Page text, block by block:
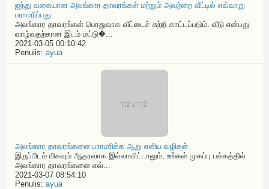
ஐந்து வகையான அலங்கார தாவரங்கள் மற்றும் அவற்றை வீட்டில் எவ்வாறு
பராமரிப்பது
அலங்கார தாவரங்கள் பொதுவாக வீட்டைச் சுற்றி காட்டப்படும். வீடு என்பது
வாழ்வதற்கான இடம் மட்டு�...
2021-03-05 00:10:42
Penulis: ayua
அலங்கார தாவரங்களை பராமரிக்க ஆறு எளிய வழிகள்
இருப்பிடம் மிகவும் ஆதரவாக இல்லாவிட்டாலும், உங்கள் முகப்பு பக்கத்தில்
அலங்கார தாவரங்களை எவ்...
2021-03-07 08:54:10
Penulis: ayua